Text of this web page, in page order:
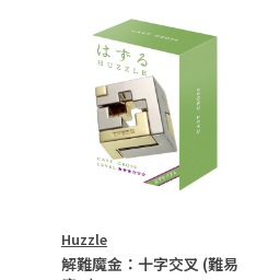
Huzzle
解難魔金：十字交叉 (難易